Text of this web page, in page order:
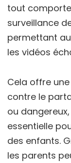
tout
surveillance
permettant
les vidéos
Cela offre
contre le
ou
essentielle
des enfants.
les parents